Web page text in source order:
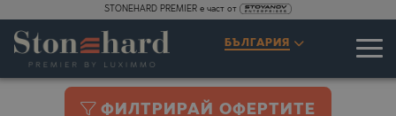
STONEHARD PREMIER е част от
БЪЛГАРИЯ
ФИЛТРИРАЙ ОФЕРТИТЕ